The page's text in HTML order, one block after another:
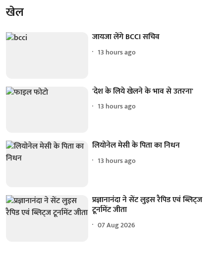
खेल
जायजा लेंगे BCCI सचिव
13 hours ago
'देश के लिये खेलने के भाव से उतरना'
13 hours ago
लियोनेल मेसी के पिता का निधन
13 hours ago
प्रज्ञानानंदा ने सेंट लुइस रैपिड एवं ब्लिट्ज
टूर्नामेंट जीता
07 Aug 2026